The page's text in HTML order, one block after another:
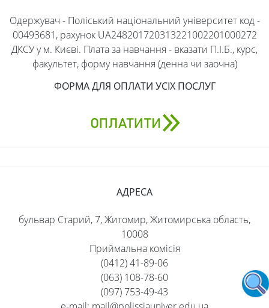
Одержувач - Поліський національний університет код -
00493681, рахунок UA248201720313221002201000272
ДКСУ у м. Києві. Плата за навчання - вказати П.І.Б., курс,
факультет, форму навчання (денна чи заочна)
ФОРМА ДЛЯ ОПЛАТИ УСІХ ПОСЛУГ
АДРЕСА
бульвар Старий, 7, Житомир, Житомирська область,
10008
Приймальна комісія
(0412) 41-89-06
(063) 108-78-60
(097) 753-49-43